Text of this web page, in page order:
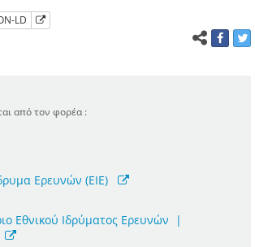
LD
από τον φορέα :
Ερευνών (ΕΙΕ)
Εθνικού Ιδρύματος Ερευνών
|